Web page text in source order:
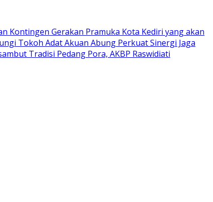
Kontingen Gerakan Pramuka Kota Kediri yang akan
Tokoh Adat Akuan Abung Perkuat Sinergi Jaga
Tradisi Pedang Pora, AKBP Raswidiati